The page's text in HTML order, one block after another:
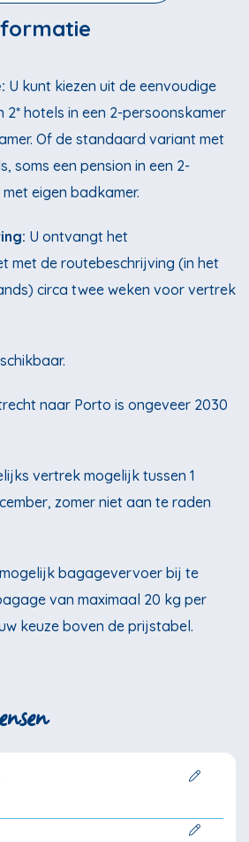
U kunt kiezen uit de eenvoudige
2* hotels in een 2-persoonskamer
Of de standaard variant met
soms een pension in een 2-
eigen badkamer.
U ontvangt het
met de routebeschrijving (in het
circa twee weken voor vertrek
naar Porto is ongeveer 2030
vertrek mogelijk tussen 1
zomer niet aan te raden
bagagevervoer bij te
van maximaal 20 kg per
keuze boven de prijstabel.